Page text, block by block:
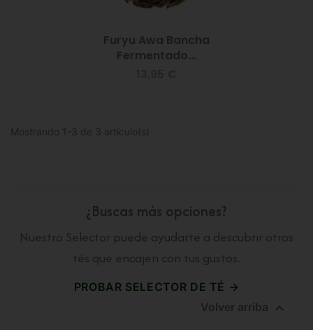
Furyu Awa Bancha
Fermentado...
Mostrando 1-3 de 3 artículo(s)
¿Buscas más opciones?
Nuestro Selector puede ayudarte a descubrir otros
tés que encajen con tus gustos.
PROBAR SELECTOR DE TÉ →
Volver arriba 